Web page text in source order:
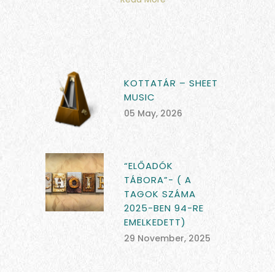
KOTTATÁR – SHEET
MUSIC
05 May, 2026
“ELŐADÓK
TÁBORA”- ( A
TAGOK SZÁMA
2025-BEN 94-RE
EMELKEDETT)
29 November, 2025